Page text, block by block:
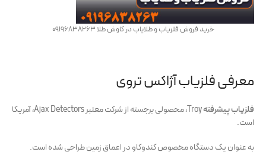
خرید فروش فلزیاب و طلایاب در کاوش طلا 09196838263
معرفی فلزیاب آژاکس تروی
فلزیاب پیشرفته
Troy، محصولی برجسته از شرکت معتبر Ajax Detectors، آمریکا
است.
به عنوان یک دستگاه مخصوص کندوکاو در اعماق زمین طراحی شده است.